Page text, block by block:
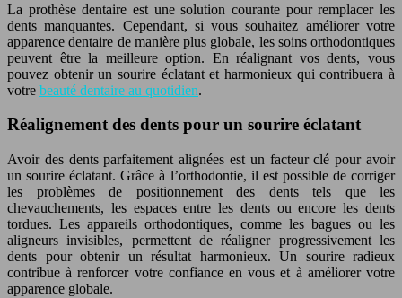
La prothèse dentaire est une solution courante pour remplacer les
dents manquantes. Cependant, si vous souhaitez améliorer votre
apparence dentaire de manière plus globale, les soins orthodontiques
peuvent être la meilleure option. En réalignant vos dents, vous
pouvez obtenir un sourire éclatant et harmonieux qui contribuera à
votre beauté dentaire au quotidien.
Réalignement des dents pour un sourire éclatant
Avoir des dents parfaitement alignées est un facteur clé pour avoir
un sourire éclatant. Grâce à l’orthodontie, il est possible de corriger
les problèmes de positionnement des dents tels que les
chevauchements, les espaces entre les dents ou encore les dents
tordues. Les appareils orthodontiques, comme les bagues ou les
aligneurs invisibles, permettent de réaligner progressivement les
dents pour obtenir un résultat harmonieux. Un sourire radieux
contribue à renforcer votre confiance en vous et à améliorer votre
apparence globale.